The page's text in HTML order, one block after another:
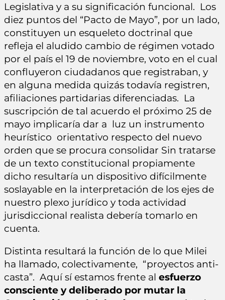
Legislativa y a su significación funcional. Los
diez puntos del “Pacto de Mayo”, por un lado,
constituyen un esqueleto doctrinal que
refleja el aludido cambio de régimen votado
por el país el 19 de noviembre, voto en el cual
confluyeron ciudadanos que registraban, y
en alguna medida quizás todavía registren,
afiliaciones partidarias diferenciadas. La
suscripción de tal acuerdo el próximo 25 de
mayo implicaría dar a luz un instrumento
heurístico orientativo respecto del nuevo
orden que se procura consolidar Sin tratarse
de un texto constitucional propiamente
dicho resultaría un dispositivo difícilmente
soslayable en la interpretación de los ejes de
nuestro plexo jurídico y toda actividad
jurisdiccional realista debería tomarlo en
cuenta.
Distinta resultará la función de lo que Milei
ha llamado, colectivamente, “proyectos anti-
casta”. Aquí sí estamos frente al esfuerzo
consciente y deliberado por mutar la